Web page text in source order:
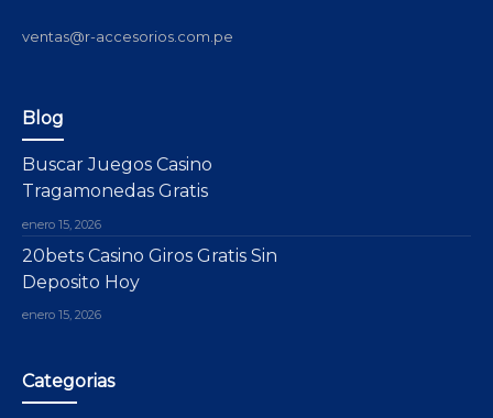
ventas@r-accesorios.com.pe
Blog
Buscar Juegos Casino
Tragamonedas Gratis
enero 15, 2026
20bets Casino Giros Gratis Sin
Deposito Hoy
enero 15, 2026
Categorias